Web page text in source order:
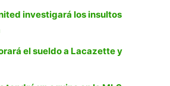
investigará los insultos
el sueldo a Lacazette y